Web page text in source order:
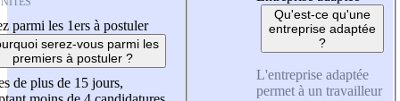
parmi les 1ers à postuler
serez-vous parmi les
premiers à postuler ?
de plus de 15 jours,
Qu'est-ce qu'une
entreprise adaptée
?
L'entreprise adaptée
permet à un travailleur